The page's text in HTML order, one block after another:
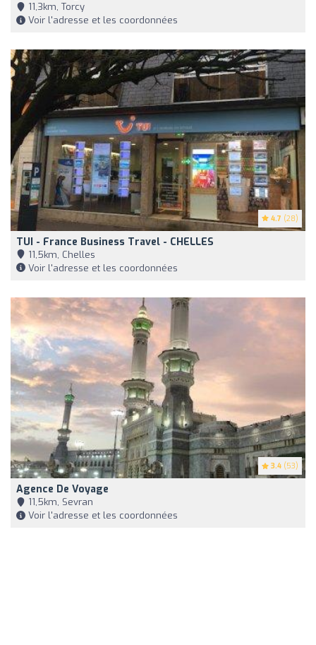
11,3km, Torcy
Voir l'adresse et les coordonnées
4.7 (28)
TUI - France Business Travel - CHELLES
11,5km, Chelles
Voir l'adresse et les coordonnées
3.4 (53)
Agence De Voyage
11,5km, Sevran
Voir l'adresse et les coordonnées